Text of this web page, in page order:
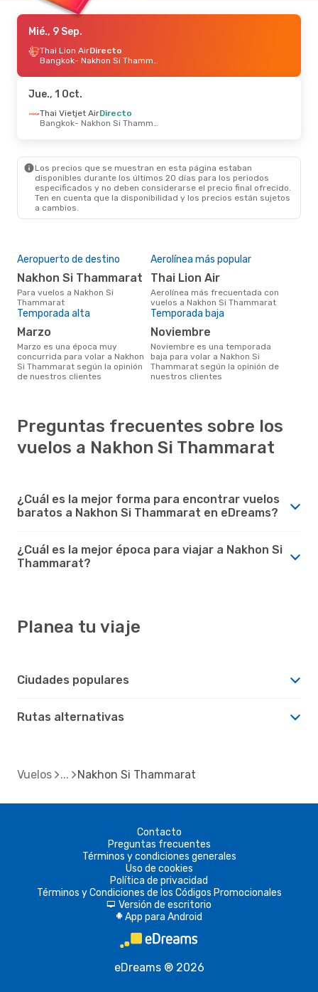
Mié., 9 Sep.
Thai Lion AirDirecto
Bangkok
- Nakhon Si Thammarat
Jue., 1 Oct.
Thai Vietjet AirDirecto
Bangkok
- Nakhon Si Thammarat
Los precios que se muestran en esta página estaban
disponibles durante los últimos 20 días para los periodos
especificados y no deben considerarse el precio final ofrecido.
Ten en cuenta que la disponibilidad y los precios están sujetos
a cambios.
Aeropuerto de destino
Nakhon Si Thammarat
Para vuelos a Nakhon Si
Thammarat
Aerolínea más popular
Thai Lion Air
Aerolínea más frecuentada con
vuelos a Nakhon Si Thammarat
Temporada alta
marzo
marzo es una época muy
concurrida para volar a Nakhon
Si Thammarat según la opinión
de nuestros clientes
Temporada baja
noviembre
noviembre es una temporada
baja para volar a Nakhon Si
Thammarat según la opinión de
nuestros clientes
Preguntas frecuentes sobre los
vuelos a Nakhon Si Thammarat
¿Cuál es la mejor forma para encontrar vuelos
baratos a Nakhon Si Thammarat en eDreams?
¿Cuál es la mejor época para viajar a Nakhon Si
Thammarat?
Planea tu viaje
Ciudades populares
Rutas alternativas
Vuelos Nakhon Si Thammarat
Contacto
Preguntas frecuentes
Términos y condiciones generales
Uso de cookies
Política de privacidad
Términos y Condiciones de los Códigos Promocionales
d Versión de escritorio
A App para Android
eDreams ® 2026